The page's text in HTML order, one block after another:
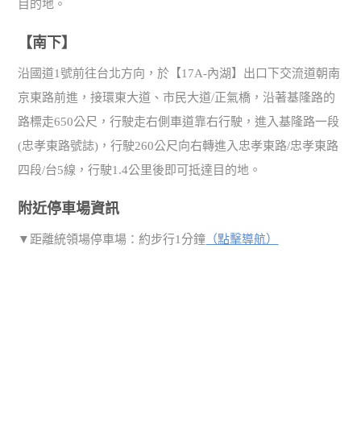
目的地。
【南下】
沿國道1號前往台北方向，於【17A-內湖】出口下交流道朝南
京東路前進，接環東大道、市民大道/正氣橋，沿著基隆路的
路標走650公尺，行駛走右側車道靠右行駛，進入基隆路一段
(忠孝東路號誌)，行駛260公尺向右轉進入忠孝東路/忠孝東路
四段/台5線，行駛1.4公里後即可抵達目的地。
附近停車場資訊
▼距離統領場停車場：約步行1分鐘 （點擊導航）